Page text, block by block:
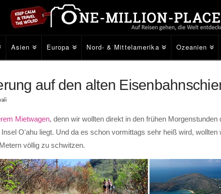
Asien Europa Nord- & Mittelamerika Ozeanien
auf den alten
Mietwagen, denn wir wollten direkt in den frühen Morgenstunden
Oʻahu liegt. Und da es schon vormittags sehr heiß wird, wollten
völlig zu schwitzen.